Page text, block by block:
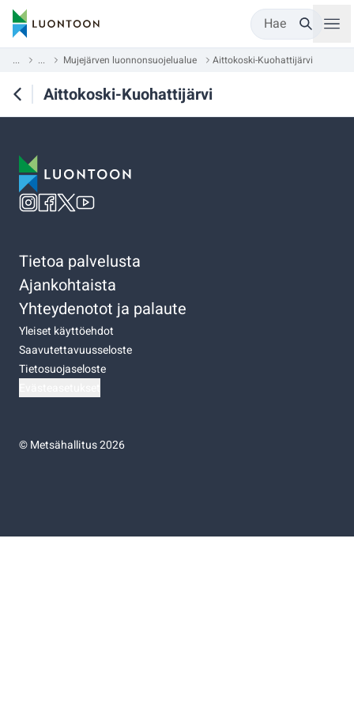
Hae
... ... Mujejärven luonnonsuojelualue Aittokoski-Kuohattijärvi
Aittokoski-Kuohattijärvi
Tietoa palvelusta
Ajankohtaista
Yhteydenotot ja palaute
Yleiset käyttöehdot
Saavutettavuusseloste
Tietosuojaseloste
©Metsähallitus 2026